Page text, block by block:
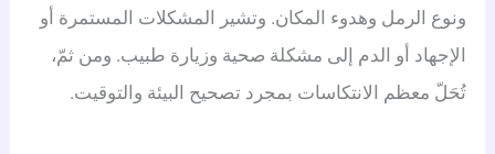
ونوع الرمل وهدوء المكان. وتشير المشكلات المستمرة أو
الإجهاد أو الدم إلى مشكلة صحية وزيارة طبيب. ومن ثمّ،
تُحَلّ معظم الانتكاسات بمجرد تصحيح البيئة والتوقيت.